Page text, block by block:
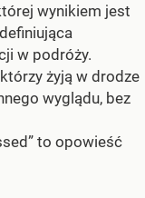
wynikiem jest
w podróży.
żyją w drodze
wyglądu, bez
to opowieść